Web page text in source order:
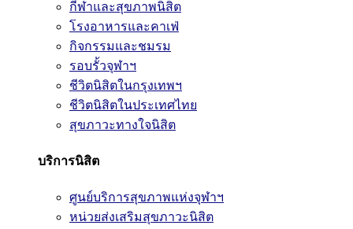
กีฬาและสุขภาพนิสิต
โรงอาหารและคาเฟ่
กิจกรรมและชมรม
รอบรั้วจุฬาฯ
ชีวิตนิสิตในกรุงเทพฯ
ชีวิตนิสิตในประเทศไทย
สุขภาวะทางใจนิสิต
บริการนิสิต
ศูนย์บริการสุขภาพแห่งจุฬาฯ
หน่วยส่งเสริมสุขภาวะนิสิต